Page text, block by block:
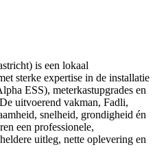
is een lokaal
sterke expertise in de installatie
ESS), meterkastupgrades en
uitvoerend vakman, Fadli,
snelheid, grondigheid én
een professionele,
uitleg, nette oplevering en